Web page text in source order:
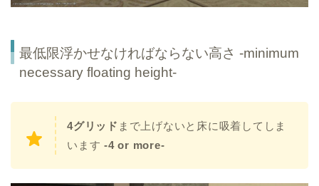
最低限浮かせなければならない高さ -minimum
necessary floating height-
4グリッド まで上げないと床に吸着してしま
います-4 or more-